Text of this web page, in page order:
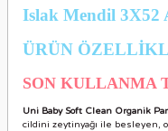
Islak Mendil 3X52
ÜRÜN
SON KULLANMA
Uni Baby Soft Clean Organik
cildini zeytinyağı ile besleyen,